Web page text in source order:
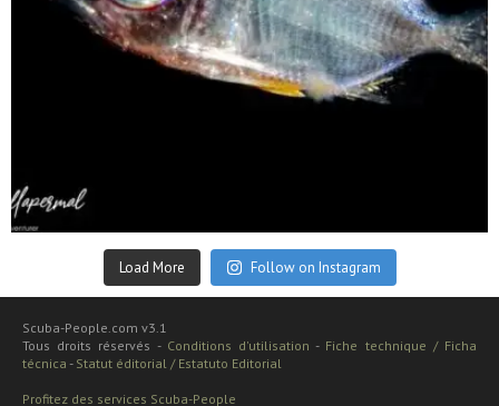
Sep 24
Load More Follow on Instagram
Scuba-People.com v3.1
Tous droits réservés - Conditions d'utilisation - Fiche technique / Ficha
técnica - Statut éditorial / Estatuto Editorial
Profitez des services Scuba-People